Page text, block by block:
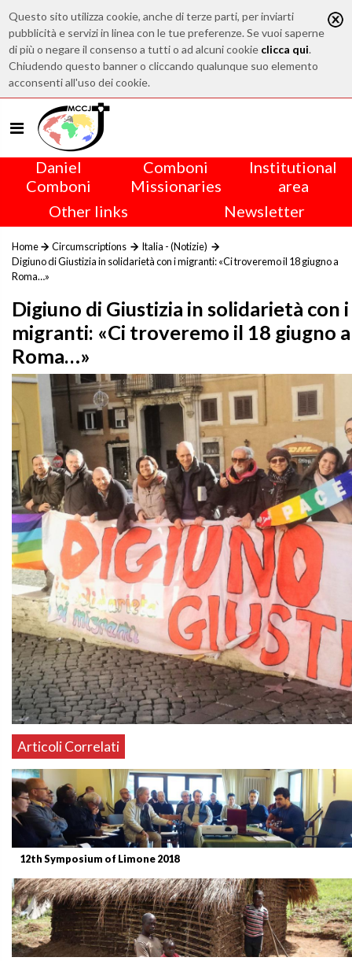
Questo sito utilizza cookie, anche di terze parti, per inviarti
pubblicità e servizi in linea con le tue preferenze. Se vuoi saperne
di più o negare il consenso a tutti o ad alcuni cookie clicca qui.
Chiudendo questo banner o cliccando qualunque suo elemento
acconsenti all'uso dei cookie.
Daniel
Comboni
Comboni
Missionaries
Institutional
area
Other links
Newsletter
Home Circumscriptions
Italia - (Notizie)
Digiuno di Giustizia in solidarietà con i migranti: «Ci troveremo il 18 giugno a
Roma…»
Digiuno di Giustizia in solidarietà con i
migranti: «Ci troveremo il 18 giugno a
Roma…»
Articoli Correlati
12th Symposium of Limone 2018